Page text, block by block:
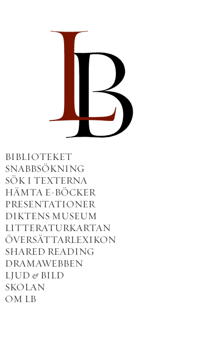
BIBLIOTEKET
SNABBSÖKNING
SÖK I TEXTERNA
HÄMTA E-BÖCKER
PRESENTATIONER
DIKTENS MUSEUM
LITTERATURKARTAN
ÖVERSÄTTARLEXIKON
SHARED READING
DRAMAWEBBEN
LJUD & BILD
SKOLAN
OM LB